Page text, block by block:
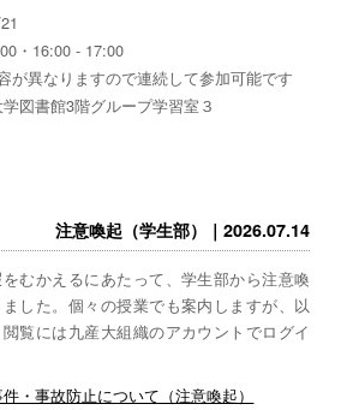
・16:00 - 17:00
が異なりますので連続して参加可能です
図書館3階グループ学習室３
注意喚起（学生部）｜2026.07.14
むかえるにあたって、学生部から注意喚
した。個々の授業でも案内しますが、以
覧には九産大組織のアカウントでログイ
・事故防止について（注意喚起）